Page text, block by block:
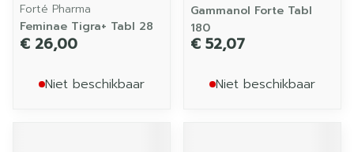
Forté Pharma
Feminae Tigra+ Tabl 28
€ 26,00
Niet beschikbaar
Gammanol Forte Tabl
180
€ 52,07
Niet beschikbaar